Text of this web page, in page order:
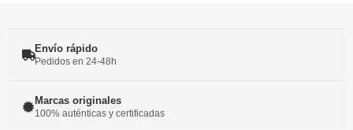
Envío rápido
Pedidos en 24-48h
Marcas originales
100% auténticas y certificadas